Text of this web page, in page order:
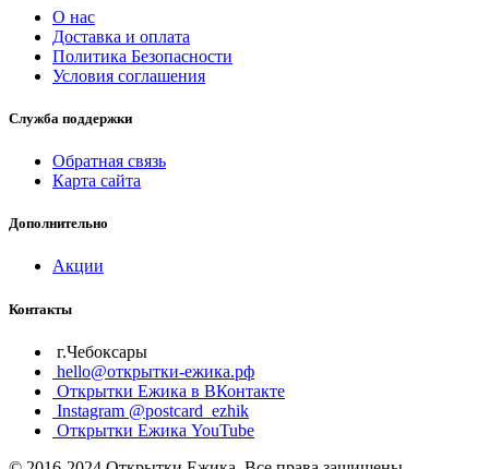
О нас
Доставка и оплата
Политика Безопасности
Условия соглашения
Служба поддержки
Обратная связь
Карта сайта
Дополнительно
Акции
Контакты
г.Чебоксары
hello@открытки-ежика.рф
Открытки Ежика в ВКонтакте
Instagram @postcard_ezhik
Открытки Ежика YouTube